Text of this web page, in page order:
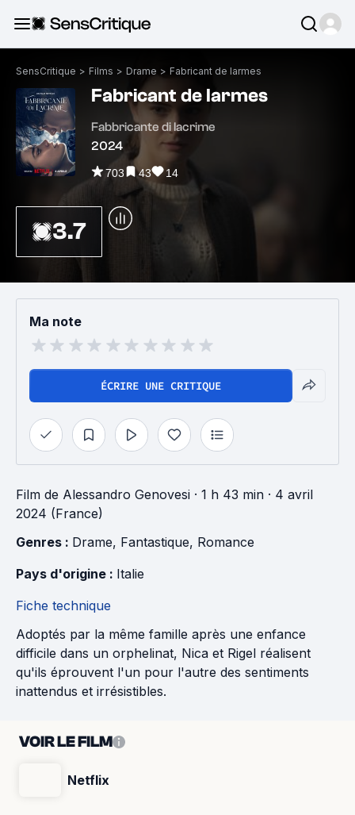
SensCritique > Films > Drame > Fabricant de larmes
Fabricant de larmes
Fabbricante di lacrime
2024
703 43 14
3.7
Ma note
ÉCRIRE UNE CRITIQUE
Film de Alessandro Genovesi · 1 h 43 min · 4 avril
2024 (France)
Genres : Drame, Fantastique, Romance
Pays d'origine : Italie
Fiche technique
Adoptés par la même famille après une enfance
difficile dans un orphelinat, Nica et Rigel réalisent
qu'ils éprouvent l'un pour l'autre des sentiments
inattendus et irrésistibles.
VOIR LE FILM
Netflix